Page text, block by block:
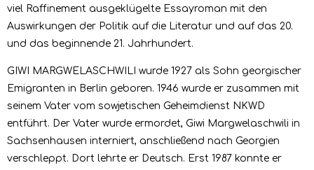
viel Raffinement ausgeklügelte Essayroman mit den
Auswirkungen der Politik auf die Literatur und auf das 20.
und das beginnende 21. Jahrhundert.
GIWI MARGWELASCHWILI wurde 1927 als Sohn georgischer
Emigranten in Berlin geboren. 1946 wurde er zusammen mit
seinem Vater vom sowjetischen Geheimdienst NKWD
entführt. Der Vater wurde ermordet, Giwi Margwelaschwili in
Sachsenhausen interniert, anschließend nach Georgien
verschleppt. Dort lehrte er Deutsch. Erst 1987 konnte er